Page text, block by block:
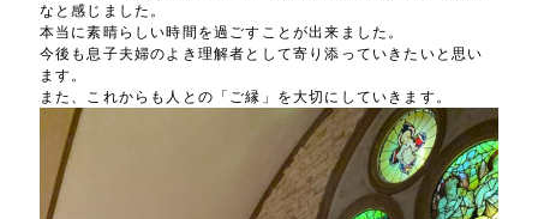
なと感じました。
本当に素晴らしい時間を過ごすことが出来ました。
今後も息子夫婦のよき理解者として寄り添っていきたいと思い
ます。
また、これからも人との「ご縁」を大切にしていきます。